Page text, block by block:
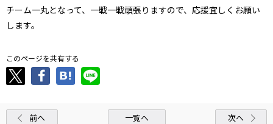
チーム一丸となって、一戦一戦頑張りますので、応援宜しくお願い
します。
このページを共有する
前へ 一覧へ 次へ